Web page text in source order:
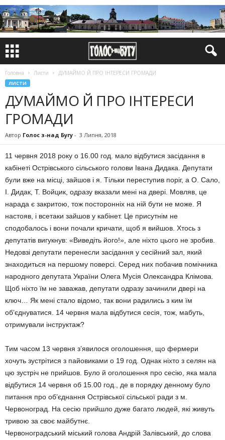
Головна Листи ДУМАЙМО Й ПРО ІНТЕРЕСИ ГРОМАДИ
ЛИСТИ
ДУМАЙМО Й ПРО ІНТЕРЕСИ
ГРОМАДИ
Автор Голос з-над Бугу - 3 Липня, 2018
11 червня 2018 року о 16.00 год. мало відбутися засідання в
кабінеті Острівського сільського голови Івана Дидака. Депутати
були вже на місці, зайшов і я. Тільки переступив поріг, а О. Сало,
І. Дидак, Т. Войцик, одразу вказали мені на двері. Мовляв, це
нарада є закритою, тож посторонніх на ній бути не може. Я
настояв, і всетаки зайшов у кабінет. Це присутнім не
сподобалось і вони почали кричати, щоб я вийшов. Хтось з
депутатів вигукнув: «Виведіть його!», але ніхто цього не зробив.
Недовзі депутати перенесли засідання у сесійний зал, який
знаходиться на першому поверсі. Серед них побачив помічника
народного депутата України Олега Мусія Олександра Клімова.
Щоб ніхто їм не заважав, депутати одразу зачинили двері на
ключ… Як мені стало відомо, так вони радились з ким їм
об’єднуватися. 14 червня мала відбутися сесія, тож, мабуть,
отримували інструктаж?
Тим часом 13 червня з’явилося оголошення, що фермери
хочуть зустрітися з пайовиками о 19 год. Однак ніхто з селян на
цю зустріч не прийшов. Було й оголошення про сесію, яка мала
відбутися 14 червня об 15.00 год., де в порядку денному було
питання про об’єднання Острівської сільської ради з м.
Червоноград. На сесію прийшло дуже багато людей, які живуть
тривою за своє майбутнє.
Червоноградський міський голова Андрій Залівський, до слова